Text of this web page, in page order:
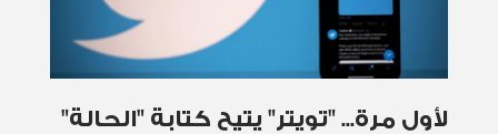
‏لأول مرة... "تويتر" يتيح كتابة "الحالة"